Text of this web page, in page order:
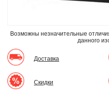
Возможны незначительные
данного
Доставка
Скидки